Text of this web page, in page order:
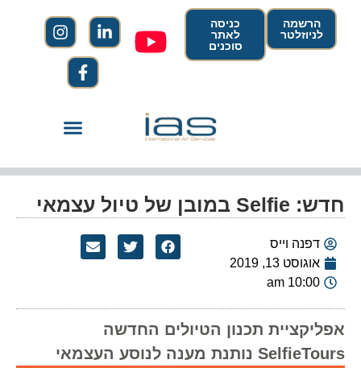
הרשמה
לניוזלטר
כניסה
לאתר
סוכנים
חדש: Selfie במובן של טיול עצמאי
דפנה וייס
אוגוסט 13, 2019
10:00 am
אפליקציית תכנון הטיולים החדשה
SelfieTours נותנת מענה לנוסע העצמאי